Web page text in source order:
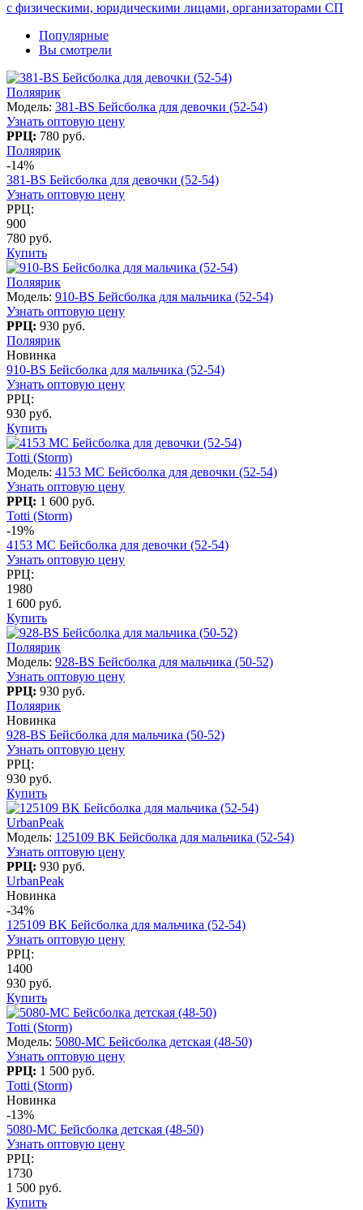
с физическими, юридическими лицами, организаторами СП
Популярные
Вы смотрели
Поляярик
Модель: 381-BS Бейсболка для девочки (52-54)
Узнать оптовую цену
РРЦ: 780 руб.
Поляярик
-14%
381-BS Бейсболка для девочки (52-54)
Узнать оптовую цену
РРЦ:
900
780 руб.
Купить
Поляярик
Модель: 910-BS Бейсболка для мальчика (52-54)
Узнать оптовую цену
РРЦ: 930 руб.
Поляярик
Новинка
910-BS Бейсболка для мальчика (52-54)
Узнать оптовую цену
РРЦ:
930 руб.
Купить
Totti (Storm)
Модель: 4153 МC Бейсболка для девочки (52-54)
Узнать оптовую цену
РРЦ: 1 600 руб.
Totti (Storm)
-19%
4153 МC Бейсболка для девочки (52-54)
Узнать оптовую цену
РРЦ:
1980
1 600 руб.
Купить
Поляярик
Модель: 928-BS Бейсболка для мальчика (50-52)
Узнать оптовую цену
РРЦ: 930 руб.
Поляярик
Новинка
928-BS Бейсболка для мальчика (50-52)
Узнать оптовую цену
РРЦ:
930 руб.
Купить
UrbanPeak
Модель: 125109 BK Бейсболка для мальчика (52-54)
Узнать оптовую цену
РРЦ: 930 руб.
UrbanPeak
Новинка
-34%
125109 BK Бейсболка для мальчика (52-54)
Узнать оптовую цену
РРЦ:
1400
930 руб.
Купить
Totti (Storm)
Модель: 5080-МC Бейсболка детская (48-50)
Узнать оптовую цену
РРЦ: 1 500 руб.
Totti (Storm)
Новинка
-13%
5080-МC Бейсболка детская (48-50)
Узнать оптовую цену
РРЦ:
1730
1 500 руб.
Купить